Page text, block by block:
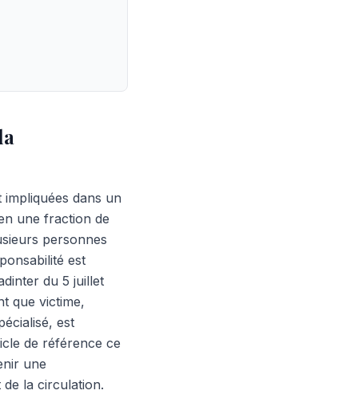
dans un
une fraction de
personnes
est
du 5 juillet
que victime,
est
de référence ce
une
la circulation.